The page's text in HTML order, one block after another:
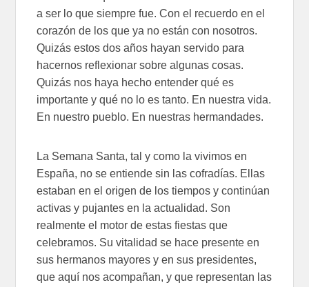
a ser lo que siempre fue. Con el recuerdo en el
corazón de los que ya no están con nosotros.
Quizás estos dos años hayan servido para
hacernos reflexionar sobre algunas cosas.
Quizás nos haya hecho entender qué es
importante y qué no lo es tanto. En nuestra vida.
En nuestro pueblo. En nuestras hermandades.
La Semana Santa, tal y como la vivimos en
España, no se entiende sin las cofradías. Ellas
estaban en el origen de los tiempos y continúan
activas y pujantes en la actualidad. Son
realmente el motor de estas fiestas que
celebramos. Su vitalidad se hace presente en
sus hermanos mayores y en sus presidentes,
que aquí nos acompañan, y que representan las